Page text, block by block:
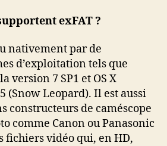
exFAT ?
nativement par de
d’exploitation tels que
version 7 SP1 et OS X
(Snow Leopard). Il est aussi
constructeurs de caméscope
comme Canon ou Panasonic
fichiers vidéo qui, en HD,